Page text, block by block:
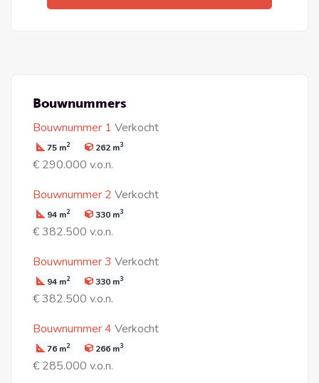
Bouwnummers
Bouwnummer 1 Verkocht
75 m2 262 m3
€ 290.000 v.o.n.
Bouwnummer 2 Verkocht
94 m2 330 m3
€ 382.500 v.o.n.
Bouwnummer 3 Verkocht
94 m2 330 m3
€ 382.500 v.o.n.
Bouwnummer 4 Verkocht
76 m2 266 m3
€ 285.000 v.o.n.